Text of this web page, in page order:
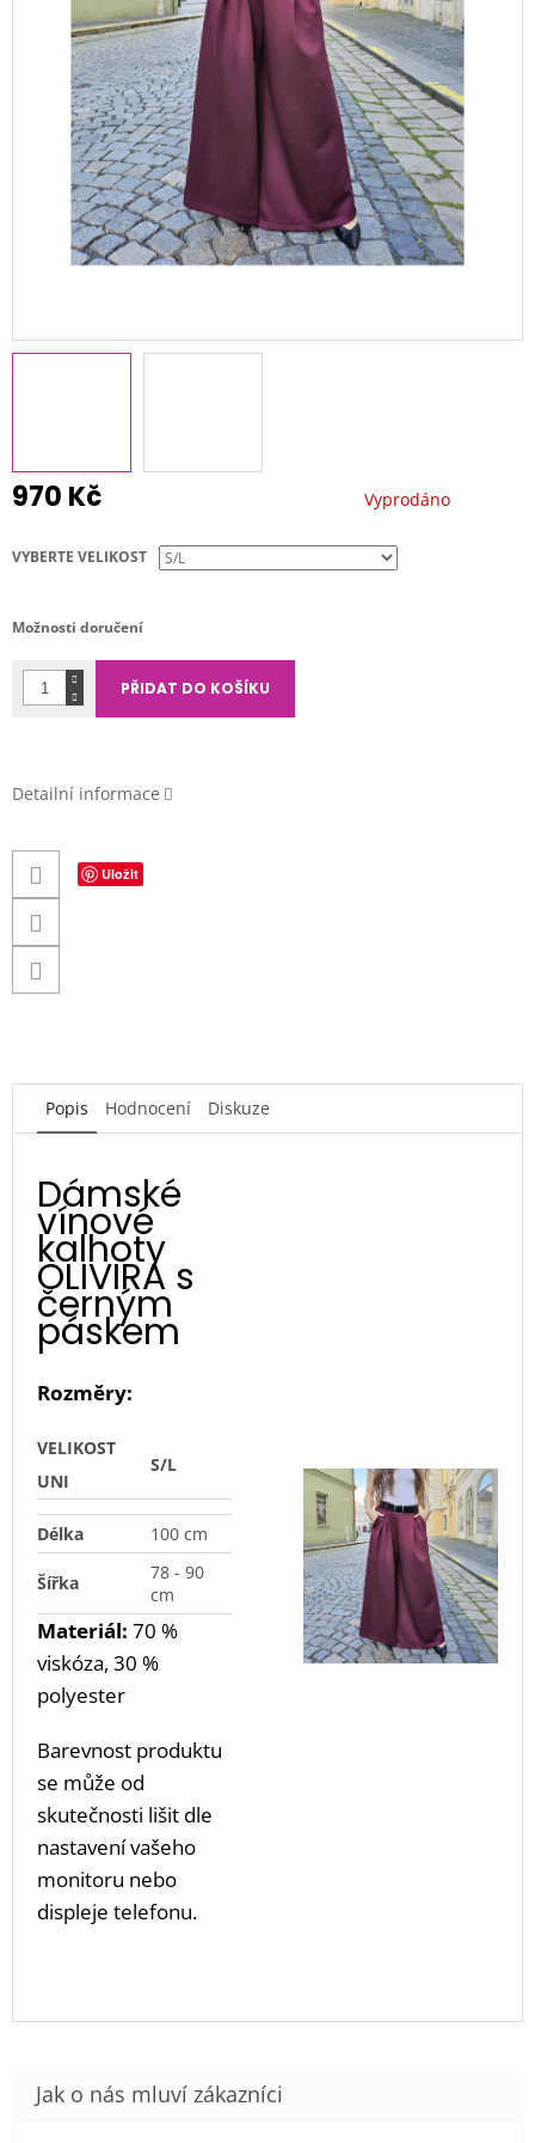
970 Kč
cena:
Vyprodáno
VYBERTE VELIKOST
Možnosti doručení
PŘIDAT DO KOŠÍKU
Detailní informace
Uložit
Popis Hodnocení Diskuze
Dámské
vínové
kalhoty
OLIVIRA s
černým
páskem
Rozměry:
VELIKOST
UNI
S/L
Délka 100 cm
Šířka
78 - 90
cm
Materiál: 70 %
viskóza, 30 %
polyester
Barevnost produktu
se může od
skutečnosti lišit dle
nastavení vašeho
monitoru nebo
displeje telefonu.